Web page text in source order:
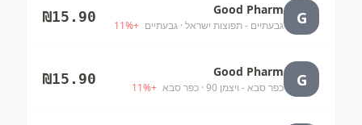
G
Good Pharm
גבעתיים - תפוצות ישראל · גבעתיים +
11%
₪15.90
G
Good Pharm
כפר סבא - ויצמן 90 · כפר סבא +
11%
₪15.90